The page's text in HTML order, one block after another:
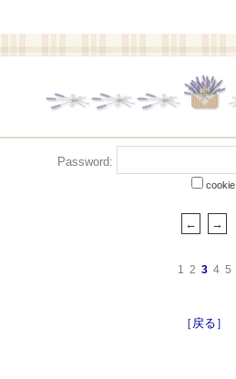
Password:
cookie
1 2 3 4 5
［戻る］